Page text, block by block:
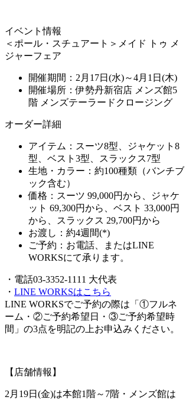
イベント情報
＜ポール・スチュアート＞メイド トゥ メ
ジャーフェア
開催期間：2月17日(水)～4月1日(木)
開催場所：伊勢丹新宿店 メンズ館5
階 メンズテーラードクロージング
オーダー詳細
アイテム：スーツ8型、ジャケット8
型、ベスト3型、スラックス7型
生地・カラー：約100種類（バンチブ
ック含む）
価格：スーツ 99,000円から、ジャケ
ット 69,300円から、ベスト 33,000円
から、スラックス 29,700円から
お渡し：約4週間(*)
ご予約：お電話、
またはLINE
WORKSにて承ります。
・電話03-3352-1111 大代表
・ LINE WORKSはこちら
LINE WORKSでご予約の際は「①フルネ
ーム・②ご予約希望日・③ご予約希望時
間」の3点を明記の上お申込みください。
【店舗情報】
2月19日(金)は本館1階～7階・メンズ館は